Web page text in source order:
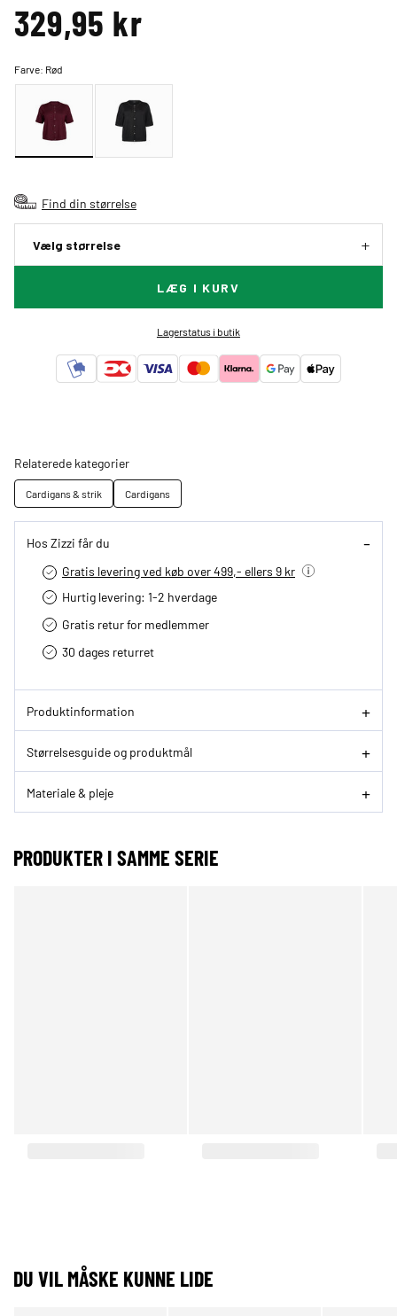
329,95 kr
Farve: Rød
Find din størrelse
Vælg størrelse
LÆG I KURV
Lagerstatus i butik
Relaterede kategorier
Cardigans & strik Cardigans
Hos Zizzi får du
Gratis levering ved køb over 499,- ellers 9 kr
Hurtig levering­: 1-2 hverdage
Gratis retur for medlemmer
30 dages returret
Produktinformation
Størrelsesguide og produktmål
Materiale & pleje
PRODUKTER I SAMME SERIE
DU VIL MÅSKE KUNNE LIDE